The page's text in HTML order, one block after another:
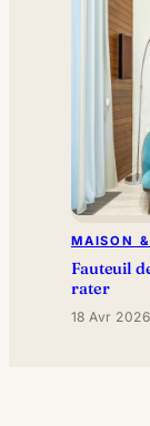
MAISON
Fauteuil
rater
18 Avr 2026